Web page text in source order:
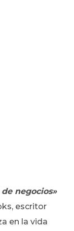
negocios»
escritor
en la vida